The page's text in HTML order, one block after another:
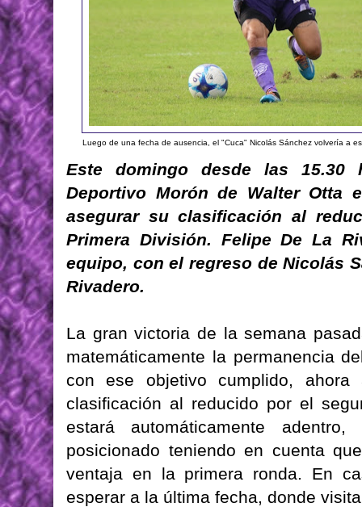
Luego de una fecha de ausencia, el "Cuca" Nicolás Sánchez volvería a
Este domingo desde las 15.30
Deportivo Morón de Walter Otta
asegurar su clasificación al
Primera División. Felipe De La
equipo, con el regreso de Nicolás
Rivadero.
La gran victoria de la semana
matemáticamente la permanencia
con ese objetivo cumplido,
clasificación al reducido por el
estará automáticamente
posicionado teniendo en cuenta
ventaja en la primera ronda. En
esperar a la última fecha, donde